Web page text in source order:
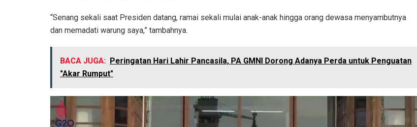
“Senang sekali saat Presiden datang, ramai sekali mulai anak-anak hingga orang dewasa menyambutnya
dan memadati warung saya,” tambahnya.
BACA JUGA: Peringatan Hari Lahir Pancasila, PA GMNI Dorong Adanya Perda untuk Penguatan
"Akar Rumput"